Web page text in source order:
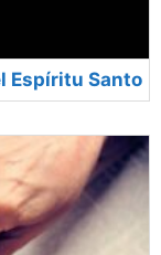
Espíritu Santo